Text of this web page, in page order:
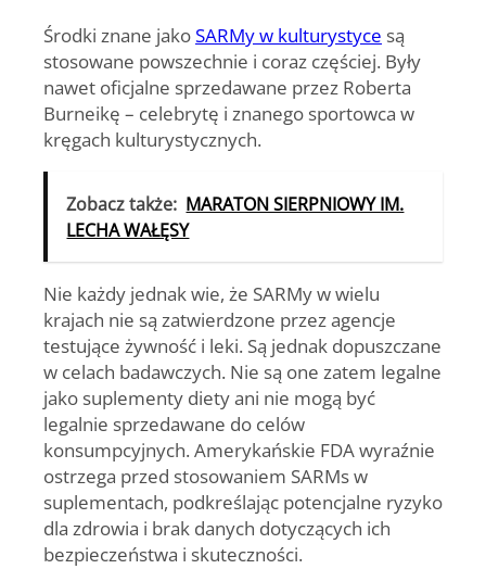
Środki znane jakoSARMy w kulturystyce są
stosowane powszechnie i coraz częściej. Były
nawet oficjalne sprzedawane przez Roberta
Burneikę – celebrytę i znanego sportowca w
kręgach kulturystycznych.
Zobacz także: MARATON SIERPNIOWY IM.
LECHA WAŁĘSY
Nie każdy jednak wie, że SARMy w wielu
krajach nie są zatwierdzone przez agencje
testujące żywność i leki. Są jednak dopuszczane
w celach badawczych. Nie są one zatem legalne
jako suplementy diety ani nie mogą być
legalnie sprzedawane do celów
konsumpcyjnych. Amerykańskie FDA wyraźnie
ostrzega przed stosowaniem SARMs w
suplementach, podkreślając potencjalne ryzyko
dla zdrowia i brak danych dotyczących ich
bezpieczeństwa i skuteczności.